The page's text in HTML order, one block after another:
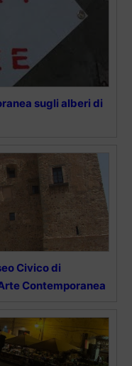
sugli alberi di
Civico di
Contemporanea